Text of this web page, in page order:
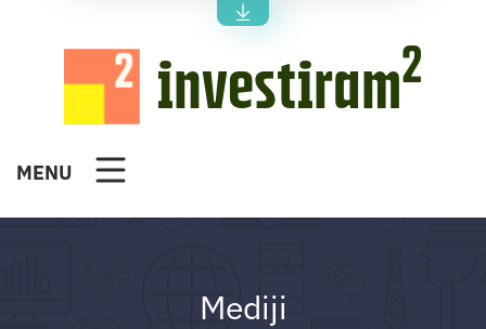
investiram2
MENU
Mediji